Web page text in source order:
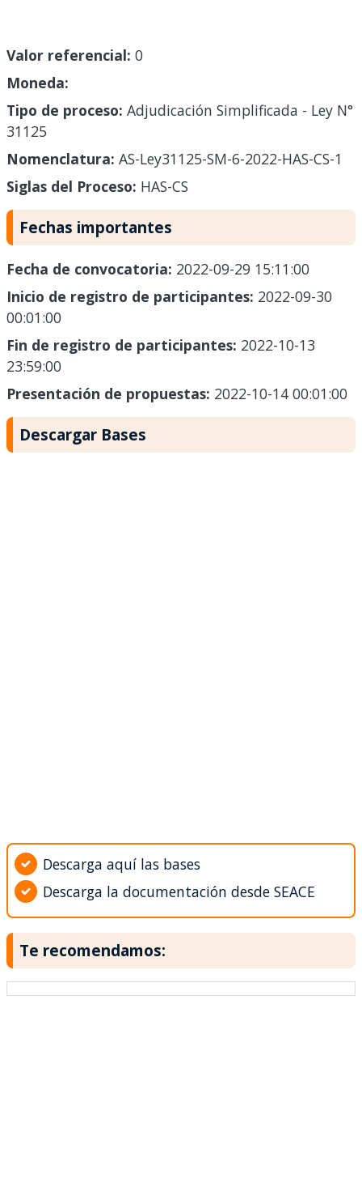
Valor referencial: 0
Moneda:
Tipo de proceso: Adjudicación Simplificada - Ley N°
31125
Nomenclatura: AS-Ley31125-SM-6-2022-HAS-CS-1
Siglas del Proceso: HAS-CS
Fechas importantes
Fecha de convocatoria: 2022-09-29 15:11:00
Inicio de registro de participantes: 2022-09-30
00:01:00
Fin de registro de participantes: 2022-10-13
23:59:00
Presentación de propuestas: 2022-10-14 00:01:00
Descargar Bases
Descarga aquí las bases
Descarga la documentación desde SEACE
Te recomendamos: